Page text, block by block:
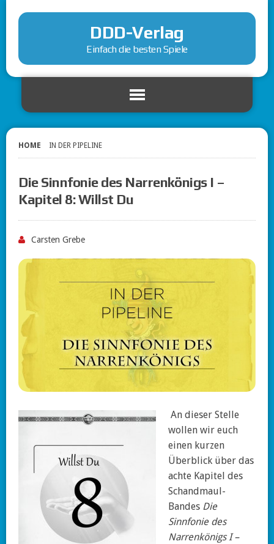
DDD-Verlag
Einfach die besten Spiele
HOME IN DER PIPELINE
Die Sinnfonie des Narrenkönigs I –
Kapitel 8: Willst Du
Carsten Grebe
An dieser Stelle
wollen wir euch
einen kurzen
Überblick über das
achte Kapitel des
Schandmaul-
Bandes Die
Sinnfonie des
Narrenkönigs I –